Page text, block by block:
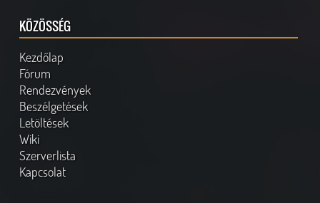
KÖZÖSSÉG
Kezdőlap
Fórum
Rendezvények
Beszélgetések
Letöltések
Wiki
Szerverlista
Kapcsolat